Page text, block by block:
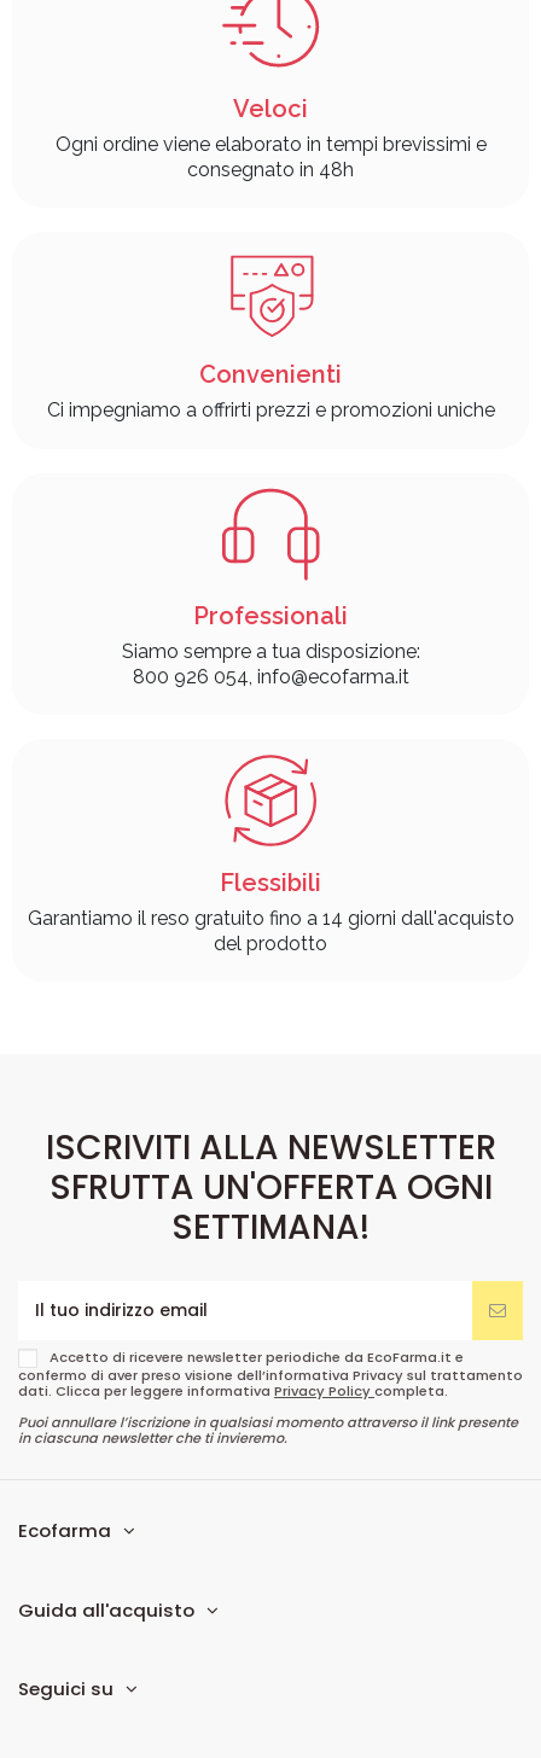
Veloci
Ogni ordine viene elaborato in tempi brevissimi e
consegnato in 48h
Convenienti
Ci impegniamo a offrirti prezzi e promozioni uniche
Professionali
Siamo sempre a tua disposizione:
800 926 054, info@ecofarma.it
Flessibili
Garantiamo il reso gratuito fino a 14 giorni dall'acquisto
del prodotto
ISCRIVITI ALLA NEWSLETTER
SFRUTTA UN'OFFERTA OGNI
SETTIMANA!
Accetto di ricevere newsletter periodiche da EcoFarma.it e
confermo di aver preso visione dell’informativa Privacy sul trattamento
dati. Clicca per leggere informativa Privacy Policycompleta.
Puoi annullare l’iscrizione in qualsiasi momento attraverso il link presente
in ciascuna newsletter che ti invieremo.
Ecofarma
Guida all'acquisto
Seguici su